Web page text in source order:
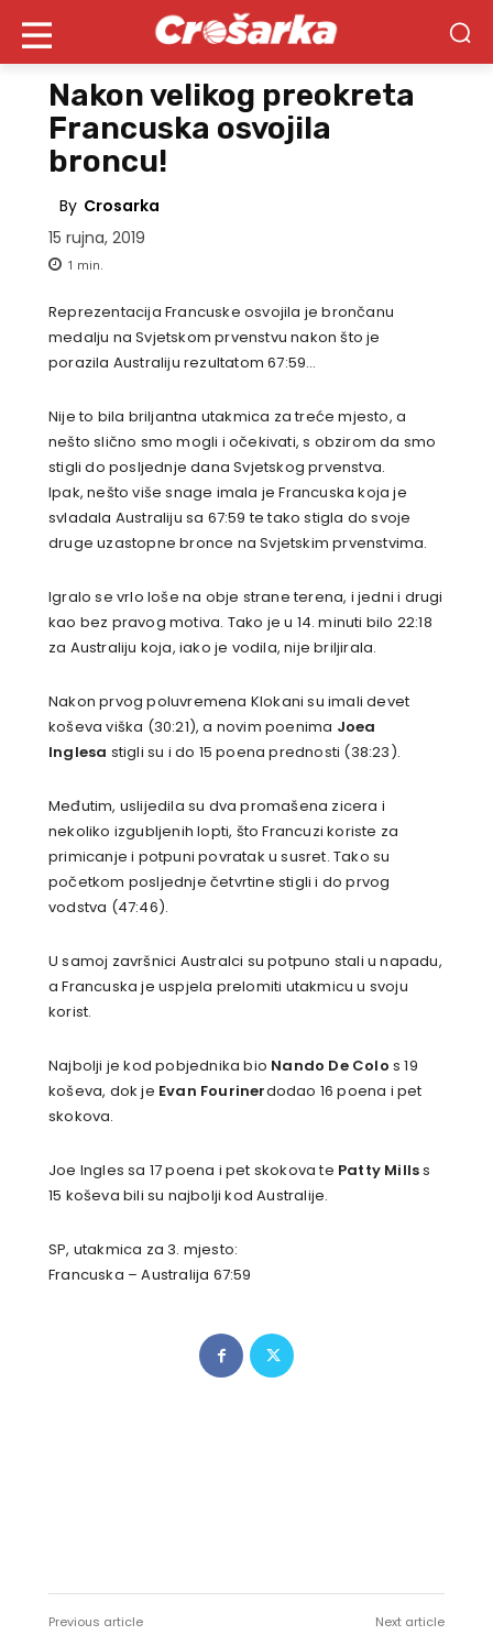
Nakon velikog preokreta
Francuska osvojila
broncu!
By Crosarka
15 rujna, 2019
1 min.
Reprezentacija Francuske osvojila je brončanu
medalju na Svjetskom prvenstvu nakon što je
porazila Australiju rezultatom 67:59…
Nije to bila briljantna utakmica za treće mjesto, a
nešto slično smo mogli i očekivati, s obzirom da smo
stigli do posljednje dana Svjetskog prvenstva.
Ipak, nešto više snage imala je Francuska koja je
svladala Australiju sa 67:59 te tako stigla do svoje
druge uzastopne bronce na Svjetskim prvenstvima.
Igralo se vrlo loše na obje strane terena, i jedni i drugi
kao bez pravog motiva. Tako je u 14. minuti bilo 22:18
za Australiju koja, iako je vodila, nije briljirala.
Nakon prvog poluvremena Klokani su imali devet
koševa viška (30:21), a novim poenima Joea
Inglesa stigli su i do 15 poena prednosti (38:23).
Međutim, uslijedila su dva promašena zicera i
nekoliko izgubljenih lopti, što Francuzi koriste za
primicanje i potpuni povratak u susret. Tako su
početkom posljednje četvrtine stigli i do prvog
vodstva (47:46).
U samoj završnici Australci su potpuno stali u napadu,
a Francuska je uspjela prelomiti utakmicu u svoju
korist.
Najbolji je kod pobjednika bio Nando De Colo s 19
koševa, dok je Evan Fourinerdodao 16 poena i pet
skokova.
Joe Ingles sa 17 poena i pet skokova te Patty Millss
15 koševa bili su najbolji kod Australije.
SP, utakmica za 3. mjesto:
Francuska – Australija 67:59
Previous article Next article